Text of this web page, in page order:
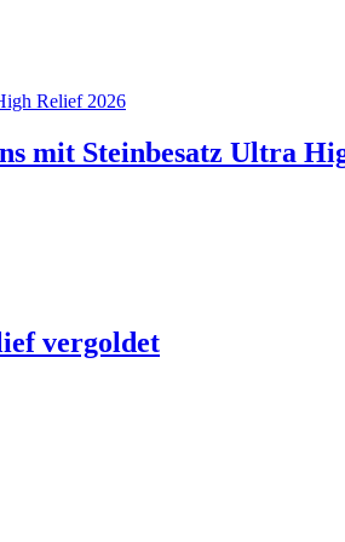
mit Steinbesatz Ultra
vergoldet